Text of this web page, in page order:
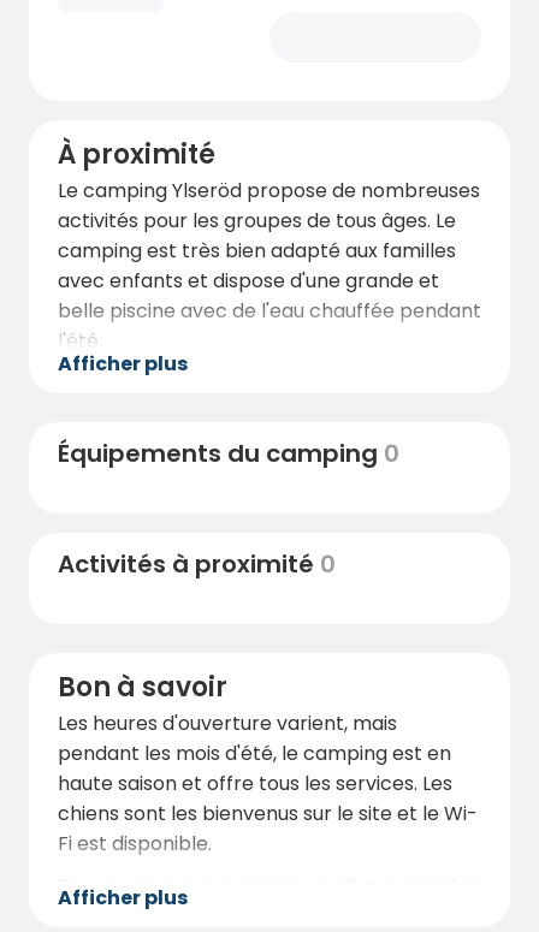
À proximité
Le camping Ylseröd propose de nombreuses
activités pour les groupes de tous âges. Le
camping est très bien adapté aux familles
avec enfants et dispose d'une grande et
belle piscine avec de l'eau chauffée pendant
l'été.
Il y a aussi des aires de jeux, des châteaux
de tous âges. Le camping dispose
également d'un café qui sert de délicieuses
services avec une gamme généreuse de
La région autour du camping est pittoresque
côté du camping, vous trouverez également
un petit port de plaisance où vous pourrez
vous promener et vous imprégner de
l'atmosphère merveilleuse pendant ces
journées d'été magiques.
Afficher plus
Équipements du camping 0
Activités à proximité 0
Bon à savoir
Les heures d'ouverture varient, mais
pendant les mois d'été, le camping est en
haute saison et offre tous les services. Les
chiens sont les bienvenus sur le site et le Wi-
Fi est disponible.
Pour toute autre question, veuillez contacter
le personnel. Nous vous souhaitons la
Afficher plus